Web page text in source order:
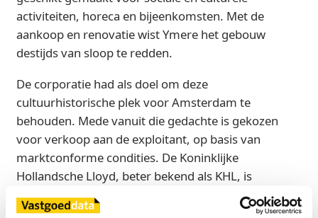
activiteiten, horeca en bijeenkomsten. Met de
aankoop en renovatie wist Ymere het gebouw
destijds van sloop te redden.
De corporatie had als doel om deze
cultuurhistorische plek voor Amsterdam te
behouden. Mede vanuit die gedachte is gekozen
voor verkoop aan de exploitant, op basis van
marktconforme condities. De Koninklijke
Hollandsche Lloyd, beter bekend als KHL, is
tegenwoordig een café, restaurant, feestpodium en
buurtpodium met culturele voorstellingen en